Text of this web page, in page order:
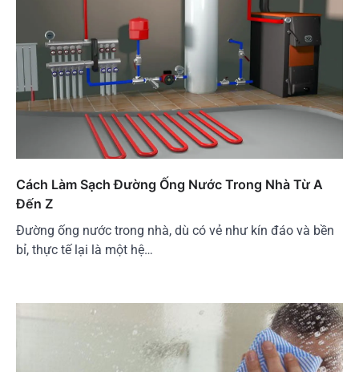
Cách Làm Sạch Đường Ống Nước Trong Nhà Từ A
Đến Z
Đường ống nước trong nhà, dù có vẻ như kín đáo và bền
bỉ, thực tế lại là một hệ…